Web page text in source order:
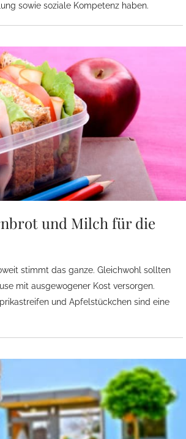
sowie soziale Kompetenz haben.
und Milch für die
stimmt das ganze. Gleichwohl sollten
mit ausgewogener Kost versorgen.
und Apfelstückchen sind eine